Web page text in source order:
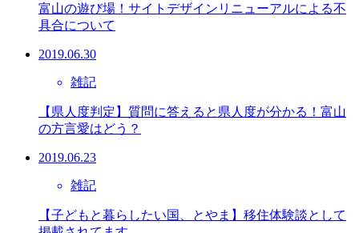
富山の遊び場！サイトデザインリニューアルによる不
具合について
2019.06.30
雑記
【県人度判定】質問に答えると県人度が分かる！富山
の方言愛はどう？
2019.06.23
雑記
【子どもと暮らしたい国、とやま】移住体験談として